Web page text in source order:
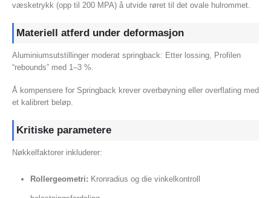
væsketrykk (opp til 200 MPA) å utvide røret til det ovale hulrommet.
Materiell atferd under deformasjon
Aluminiumsutstillinger moderat springback: Etter lossing, Profilen
“rebounds” med 1–3 %.
Å kompensere for Springback krever overbøyning eller overflating med
et kalibrert beløp.
Kritiske parametere
Nøkkelfaktorer inkluderer:
Rollergeometri: Kronradius og die vinkelkontroll